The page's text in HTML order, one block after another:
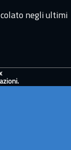
negli ultimi